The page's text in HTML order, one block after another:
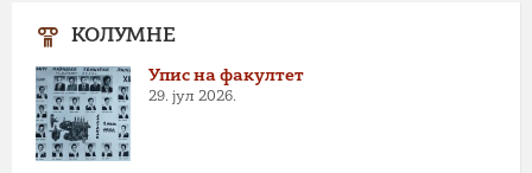
КОЛУМНЕ
Упис на факултет
29. јул 2026.